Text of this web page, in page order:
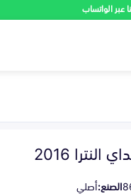
عبر الواتساب
2016
الصنع:أصلي